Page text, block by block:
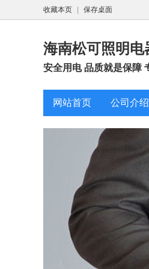
收藏本页 保存桌面
海南松可照明
安全用电 品质就是保障
网站首页 公司介绍